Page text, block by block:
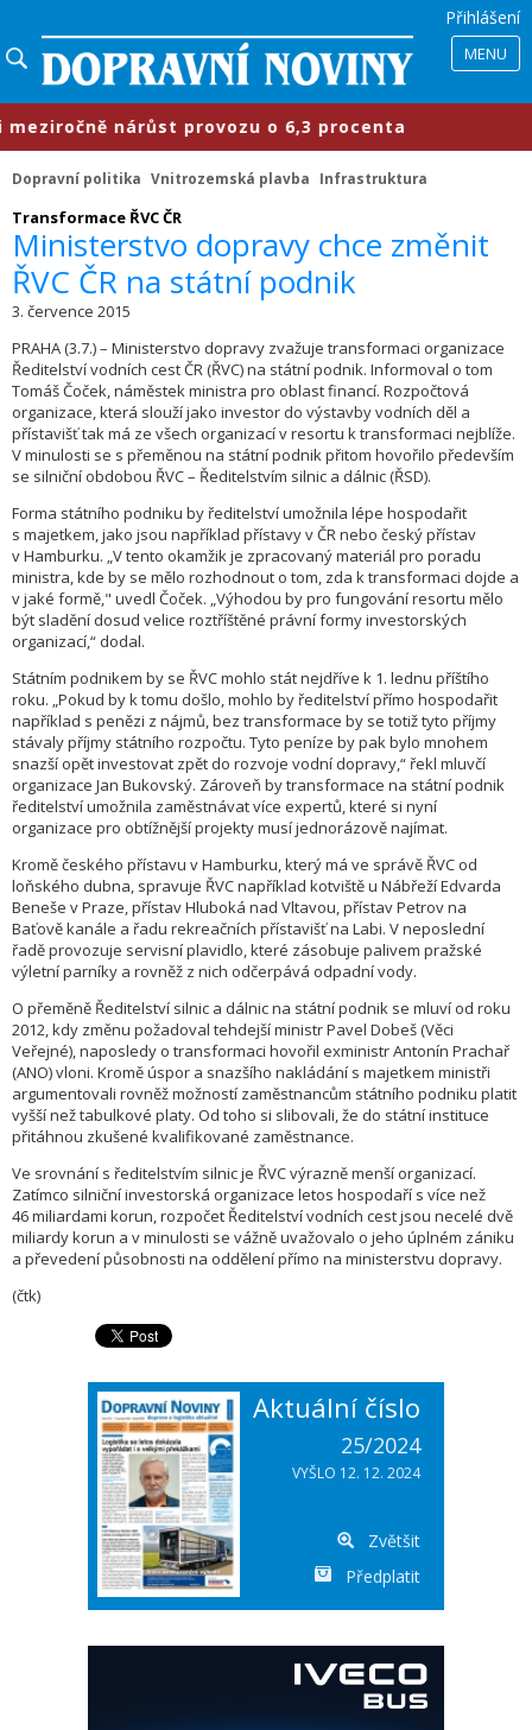
Přihlášení
MENU
nárůst provozu o 6,3 procenta
Dopravní politika Vnitrozemská plavba Infrastruktura
Transformace ŘVC ČR
Ministerstvo dopravy chce změnit
ŘVC ČR na státní podnik
3. července 2015
PRAHA (3.7.) – Ministerstvo dopravy zvažuje transformaci organizace
Ředitelství vodních cest ČR (ŘVC) na státní podnik. Informoval o tom
Tomáš Čoček, náměstek ministra pro oblast financí. Rozpočtová
organizace, která slouží jako investor do výstavby vodních děl a
přístavišť tak má ze všech organizací v resortu k transformaci nejblíže.
V minulosti se s přeměnou na státní podnik přitom hovořilo především
se silniční obdobou ŘVC – Ředitelstvím silnic a dálnic (ŘSD).
Forma státního podniku by ředitelství umožnila lépe hospodařit
s majetkem, jako jsou například přístavy v ČR nebo český přístav
v Hamburku. „V tento okamžik je zpracovaný materiál pro poradu
ministra, kde by se mělo rozhodnout o tom, zda k transformaci dojde a
v jaké formě," uvedl Čoček. „Výhodou by pro fungování resortu mělo
být sladění dosud velice roztříštěné právní formy investorských
organizací,“ dodal.
Státním podnikem by se ŘVC mohlo stát nejdříve k 1. lednu příštího
roku. „Pokud by k tomu došlo, mohlo by ředitelství přímo hospodařit
například s penězi z nájmů, bez transformace by se totiž tyto příjmy
stávaly příjmy státního rozpočtu. Tyto peníze by pak bylo mnohem
snazší opět investovat zpět do rozvoje vodní dopravy,“ řekl mluvčí
organizace Jan Bukovský. Zároveň by transformace na státní podnik
ředitelství umožnila zaměstnávat více expertů, které si nyní
organizace pro obtížnější projekty musí jednorázově najímat.
Kromě českého přístavu v Hamburku, který má ve správě ŘVC od
loňského dubna, spravuje ŘVC například kotviště u Nábřeží Edvarda
Beneše v Praze, přístav Hluboká nad Vltavou, přístav Petrov na
Baťově kanále a řadu rekreačních přístavišť na Labi. V neposlední
řadě provozuje servisní plavidlo, které zásobuje palivem pražské
výletní parníky a rovněž z nich odčerpává odpadní vody.
O přeměně Ředitelství silnic a dálnic na státní podnik se mluví od roku
2012, kdy změnu požadoval tehdejší ministr Pavel Dobeš (Věci
Veřejné), naposledy o transformaci hovořil exministr Antonín Prachař
(ANO) vloni. Kromě úspor a snazšího nakládání s majetkem ministři
argumentovali rovněž možností zaměstnancům státního podniku platit
vyšší než tabulkové platy. Od toho si slibovali, že do státní instituce
přitáhnou zkušené kvalifikované zaměstnance.
Ve srovnání s ředitelstvím silnic je ŘVC výrazně menší organizací.
Zatímco silniční investorská organizace letos hospodaří s více než
46 miliardami korun, rozpočet Ředitelství vodních cest jsou necelé dvě
miliardy korun a v minulosti se vážně uvažovalo o jeho úplném zániku
a převedení působnosti na oddělení přímo na ministerstvu dopravy.
(čtk)
Aktuální číslo
25/2024
VYŠLO 12. 12. 2024
Zvětšit
Předplatit